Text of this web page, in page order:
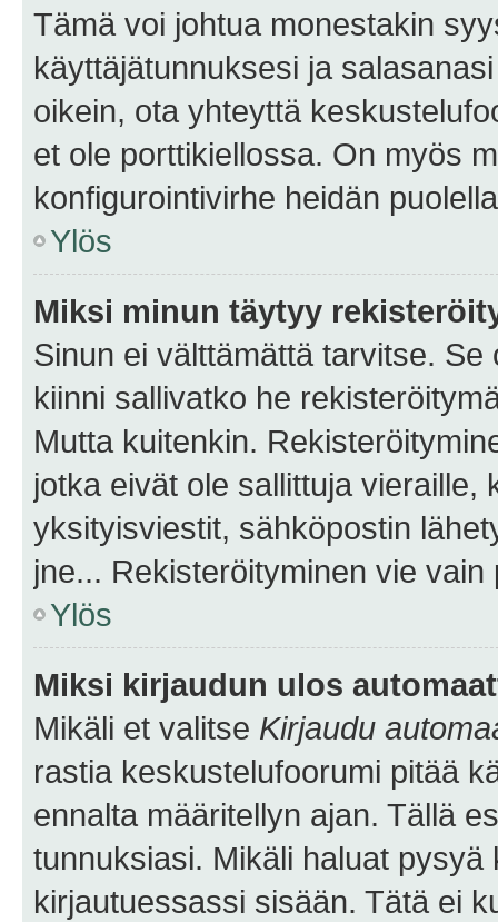
Tämä voi johtua monestakin
käyttäjätunnuksesi ja
oikein, ota yhteyttä
et ole porttikiellossa. On myös
konfigurointivirhe heidän
Ylös
Miksi minun täytyy
Sinun ei välttämättä tarvitse.
kiinni sallivatko he
Mutta kuitenkin.
jotka eivät ole sallittuja vieraille,
yksityisviestit, sähköpostin
jne... Rekisteröityminen vie
Ylös
Miksi kirjaudun ulos
Mikäli et valitse Kirjaudu
rastia keskustelufoorumi pitää
ennalta määritellyn ajan. Tällä
tunnuksiasi. Mikäli haluat
kirjautuessassi sisään. Tätä ei